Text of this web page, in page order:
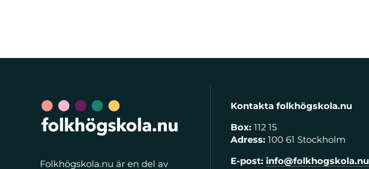
Folkhögskola.nu är en del av
Kontakta folkhögskola.nu
Box:112 15
Adress: 100 61 Stockholm
E-post: info@folkhogskola.nu